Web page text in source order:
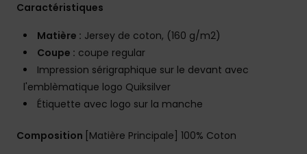
Caractéristiques
Matière : Jersey de coton, (160 g/m2)
Coupe : coupe regular
Impression sérigraphique sur le devant avec
l'emblèmatique logo Quiksilver
Étiquette avec logo sur la manche
Composition [Matière Principale] 100% Coton